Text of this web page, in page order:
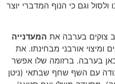
וגם כי הנוף המדברי יוצר
צוקים בערבה את המעדנייה
ומיצוי אורבני מבחינתו. את
בערבה. ברזומה שלו אפשר
עם השף שחף שבתאי (ניטן